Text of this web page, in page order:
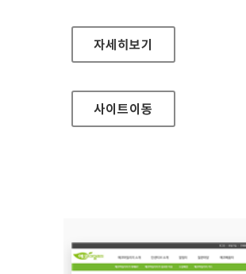
수원문화재단 홈페이지
자세히보기
사이트이동